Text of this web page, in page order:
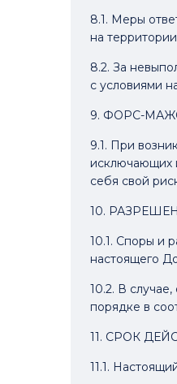
8.1. Меры
на
8.2. За
с условиями
9. ФОРС-
9.1. При
исключающих
себя свой
10.
10.1. Споры и
настоящего
10.2. В
порядке в
11. СРОК
11.1.